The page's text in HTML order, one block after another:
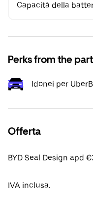
Capacità della
Perks from the
Idonei per
Offerta
BYD Seal Design apd
IVA inclusa.